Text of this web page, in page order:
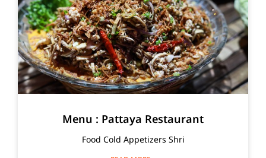
Menu : Pattaya Restaurant
Food Cold Appetizers Shri